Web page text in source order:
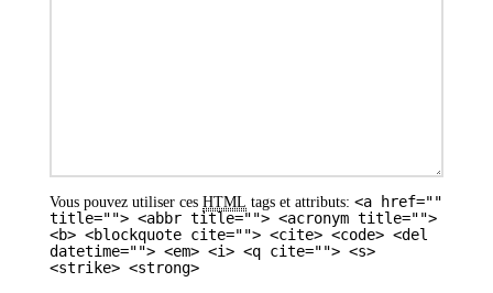
Vous pouvez utiliser ces HTML tags et attributs: <a href=""
title=""> <abbr title=""> <acronym title="">
<b> <blockquote cite=""> <cite> <code> <del
datetime=""> <em> <i> <q cite=""> <s>
<strike> <strong>